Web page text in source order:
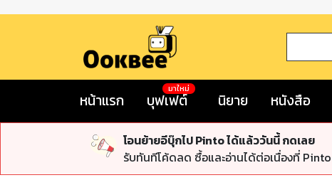
หน้าแรก บุฟเฟต์
มาใหม่
นิยาย หนังสือ
โอนย้ายอีบุ๊กไป Pinto ได้แล้ววันนี้ กดเลย
รับทันทีโค้ดลด ซื้อและอ่านได้ต่อเนื่องที่ Pinto